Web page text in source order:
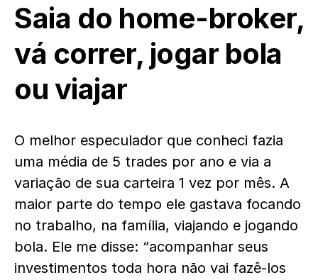
Saia do home-broker,
vá correr, jogar bola
ou viajar
O melhor especulador que conheci fazia
uma média de 5 trades por ano e via a
variação de sua carteira 1 vez por mês. A
maior parte do tempo ele gastava focando
no trabalho, na família, viajando e jogando
bola. Ele me disse: “acompanhar seus
investimentos toda hora não vai fazê-los